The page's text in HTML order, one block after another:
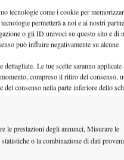
tecnologie come i cookie per
permetterà a noi e ai nostri
o gli ID univoci su questo sito e di
può influire negativamente su alcune
Le tue scelte saranno applicate
compreso il ritiro del consenso,
consenso nella parte inferiore dello
le prestazioni degli annunci, Misurare le
o la combinazione di dati
ma ancora
per giocare
ma che,
racchetta non era
di tennisti,
personaggi poi
’55 a un torneo